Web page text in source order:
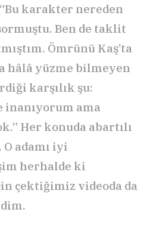
karakter nereden
Ben de taklit
Ömrünü Kaş’ta
hâlâ yüzme bilmeyen
karşılık şu:
inanıyorum ama
Her konuda abartılı
adamı iyi
herhalde ki
çektiğimiz videoda da